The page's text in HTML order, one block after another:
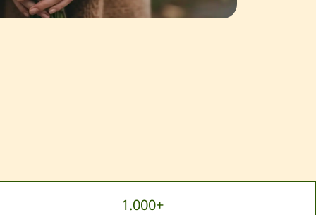
1.000+